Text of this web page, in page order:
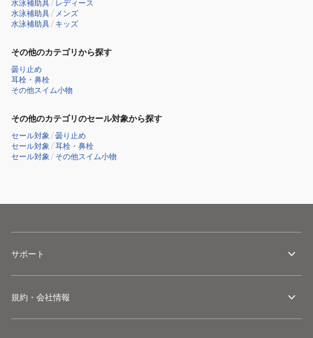
業
シ
プ
ル
ロ
水泳補助具/ レディース
水泳補助具/ メンズ
水泳補助具/ キッズ
その他のカテゴリから探す
曇り止め
耳栓・鼻栓
その他スイム小物
その他のカテゴリのセール対象から探す
セール対象 /曇り止め
セール対象 /耳栓・鼻栓
セール対象 / その他スイム小物
サポート
規約・会社情報